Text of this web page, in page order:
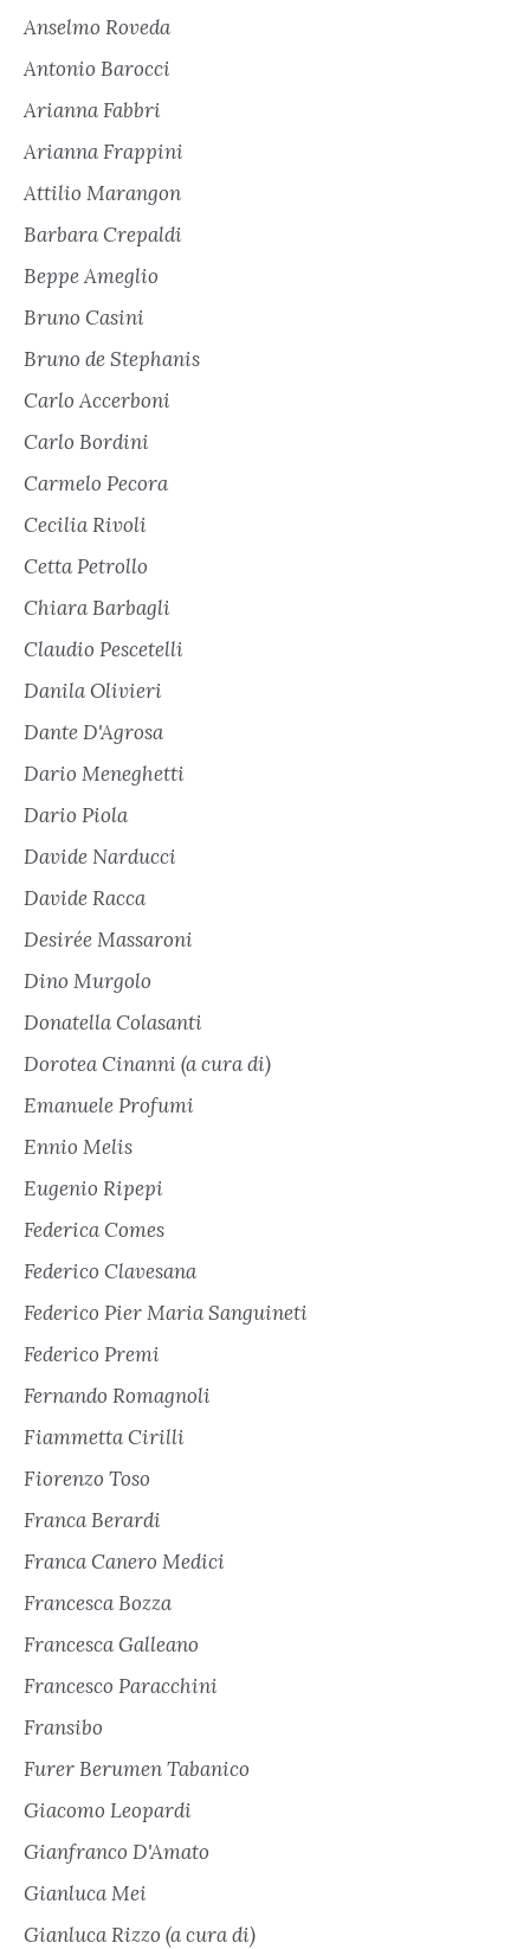
Anselmo Roveda
Antonio Barocci
Arianna Fabbri
Arianna Frappini
Attilio Marangon
Barbara Crepaldi
Beppe Ameglio
Bruno Casini
Bruno de Stephanis
Carlo Accerboni
Carlo Bordini
Carmelo Pecora
Cecilia Rivoli
Cetta Petrollo
Chiara Barbagli
Claudio Pescetelli
Danila Olivieri
Dante D'Agrosa
Dario Meneghetti
Dario Piola
Davide Narducci
Davide Racca
Desirée Massaroni
Dino Murgolo
Donatella Colasanti
Dorotea Cinanni (a cura di)
Emanuele Profumi
Ennio Melis
Eugenio Ripepi
Federica Comes
Federico Clavesana
Federico Pier Maria Sanguineti
Federico Premi
Fernando Romagnoli
Fiammetta Cirilli
Fiorenzo Toso
Franca Berardi
Franca Canero Medici
Francesca Bozza
Francesca Galleano
Francesco Paracchini
Fransibo
Furer Berumen Tabanico
Giacomo Leopardi
Gianfranco D'Amato
Gianluca Mei
Gianluca Rizzo (a cura di)